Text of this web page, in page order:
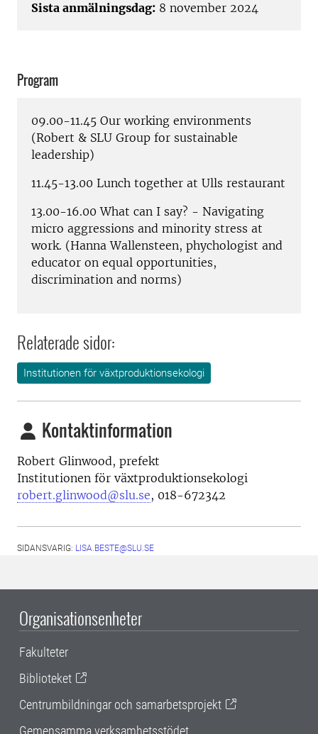
Sista anmälningsdag: 8 november 2024
Program
09.00-11.45 Our working environments
(Robert & SLU Group for sustainable
leadership)
11.45-13.00 Lunch together at Ulls restaurant
13.00-16.00 What can I say? - Navigating
micro aggressions and minority stress at
work. (Hanna Wallensteen, phychologist and
educator on equal opportunities,
discrimination and norms)
Relaterade sidor:
Institutionen för växtproduktionsekologi
Kontaktinformation
Robert Glinwood, prefekt
Institutionen för växtproduktionsekologi
robert.glinwood@slu.se, 018-672342
SIDANSVARIG: LISA.BESTE@SLU.SE
Organisationsenheter
Fakulteter
Biblioteket
Centrumbildningar och samarbetsprojekt
Gemensamma verksamhetsstödet